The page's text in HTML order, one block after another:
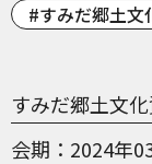
すみだ郷土文
すみだ郷土文
会期
2024年